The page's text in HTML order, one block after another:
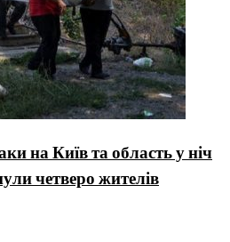
на Київ та область у ніч
четверо жителів